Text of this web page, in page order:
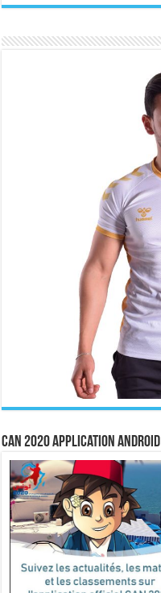
CAN 2020 Application Android